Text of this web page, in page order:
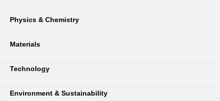
Physics & Chemistry
Materials
Technology
Environment & Sustainability